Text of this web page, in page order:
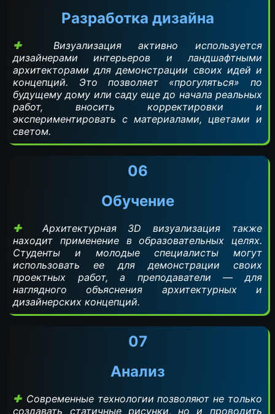
Разработка дизайна
Визуализация активно используется
дизайнерами интерьеров и ландшафтными
архитекторами для демонстрации своих идей и
концепций. Это позволяет «прогуляться» по
будущему дому или саду еще до начала реальных
работ, вносить корректировки и
экспериментировать с материалами, цветами и
светом.
06
Обучение
Архитектурная 3D визуализация также
находит применение в образовательных целях.
Студенты и молодые специалисты могут
использовать ее для демонстрации своих
проектных работ, а преподаватели — для
наглядного объяснения архитектурных и
дизайнерских концепций.
07
Анализ
Современные технологии позволяют не только
создавать статичные рисунки, но и проводить